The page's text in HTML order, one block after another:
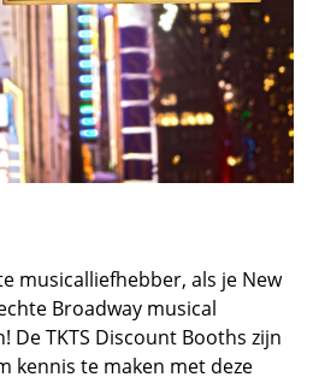
musicalliefhebber, als je New
Broadway musical
De TKTS Discount Booths zijn
kennis te maken met deze